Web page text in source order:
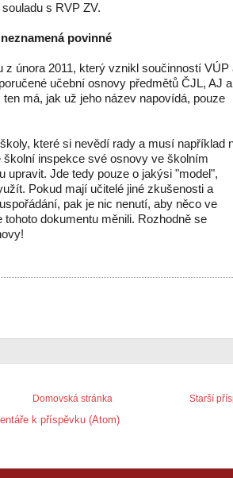
s RVP ZV.
povinné
z února 2011, který vznikl součinností VÚP
učební osnovy předmětů ČJL, AJ a
má, jak už jeho název napovídá, pouze
které si nevědí rady a musí například
školní inspekce své osnovy ve školním
upravit. Jde tedy pouze o jakýsi "model",
Pokud mají učitelé jiné zkušenosti a
pak je nic nenutí, aby něco ve
dokumentu měnili. Rozhodně se
Starší
Domovská stránka
k příspěvku (Atom)